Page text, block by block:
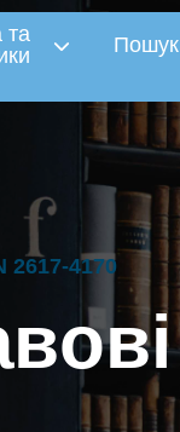
та
Пошук
2617-4170
вові